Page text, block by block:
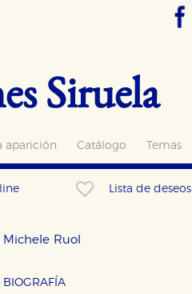
Siruela
aparición Catálogo Temas
Lista de deseos
Michele Ruol
BIOGRAFÍA